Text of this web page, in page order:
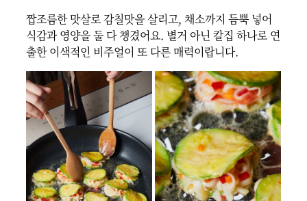
짭조름한 맛살로 감칠맛을 살리고, 채소까지 듬뿍 넣어
식감과 영양을 둘 다 챙겼어요. 별거 아닌 칼집 하나로 연
출한 이색적인 비주얼이 또 다른 매력이랍니다.